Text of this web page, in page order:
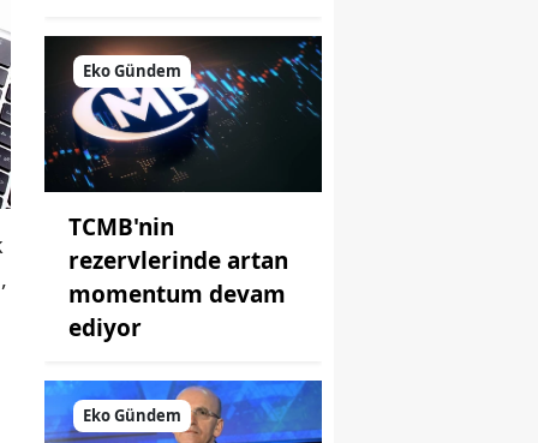
Eko Gündem
TCMB'nin
rezervlerinde artan
momentum devam
ediyor
Eko Gündem